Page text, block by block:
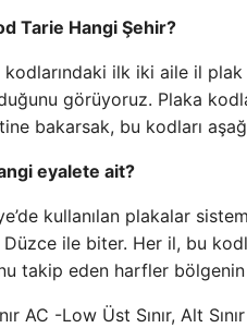
Tarie Hangi Şehir?
kodlarındaki ilk iki aile il
görüyoruz. Plaka
bakarsak, bu kodları
eyalete ait?
kullanılan plakalar
ile biter. Her il, bu
takip eden harfler
AC -Low Üst Sınır, Alt